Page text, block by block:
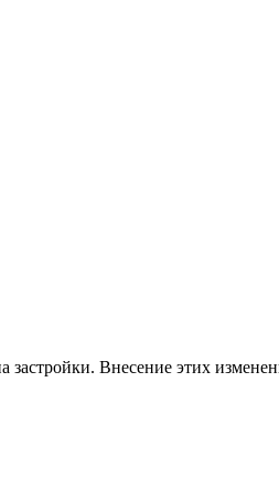
Внесение этих